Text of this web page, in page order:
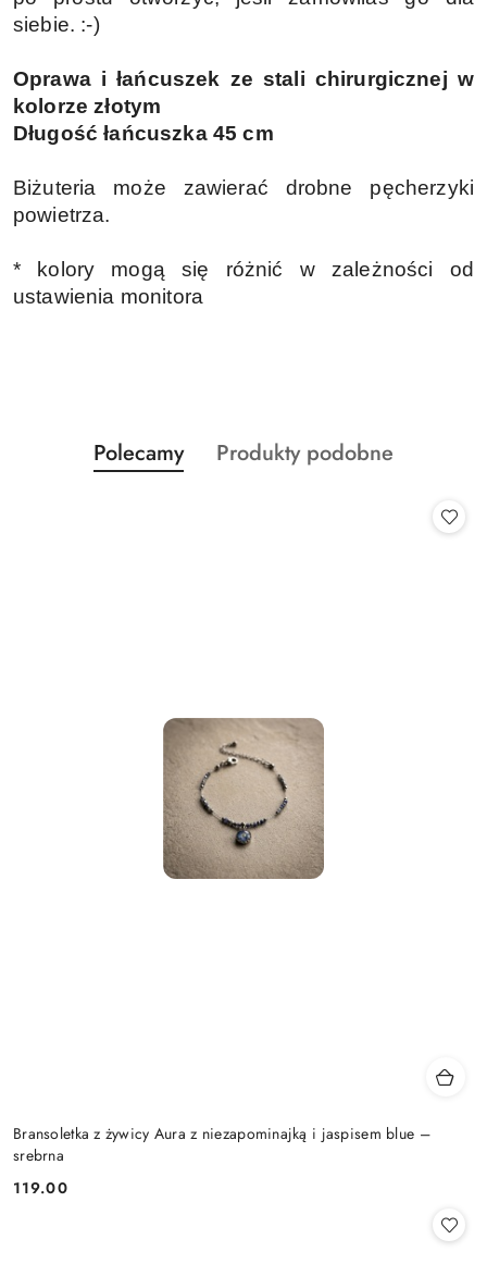
siebie. :-)
Oprawa i łańcuszek ze stali chirurgicznej w
kolorze złotym
Długość łańcuszka 45 cm
Biżuteria może zawierać drobne pęcherzyki
powietrza.
* kolory mogą się różnić w zależności od
ustawienia monitora
Pomiń karuzelę produktów
Produkty
o
Polecamy
Produkty
Produkty podobne
Bransoletka z żywicy Aura z niezapominajką i jaspisem blue –
srebrna
Cena:
119.00